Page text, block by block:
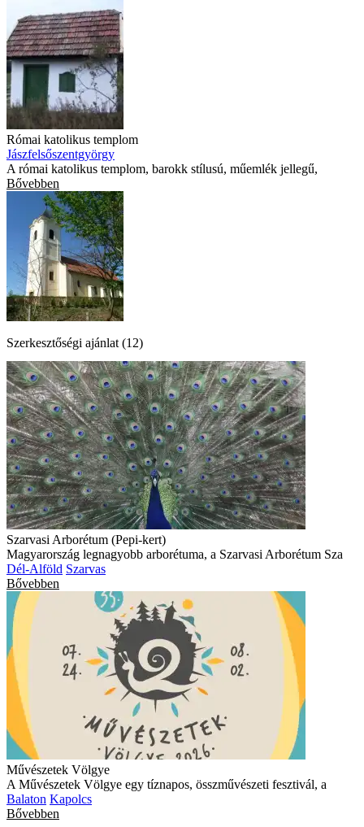
Római katolikus templom
Jászfelsőszentgyörgy
A római katolikus templom, barokk stílusú, műemlék jellegű,
Bővebben
Szerkesztőségi ajánlat (12)
Szarvasi Arborétum (Pepi-kert)
Magyarország legnagyobb arborétuma, a Szarvasi Arborétum Sza
Dél-Alföld Szarvas
Bővebben
Művészetek Völgye
A Művészetek Völgye egy tíznapos, összművészeti fesztivál, a
Balaton Kapolcs
Bővebben